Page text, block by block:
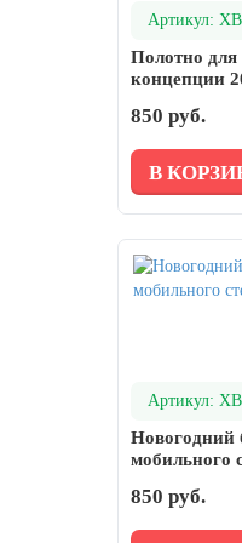
27 марта, День
1 апреля, День
Апрель,
День геолога
апреля)
12 апреля, День
Москвы
Артикул:
Полотно для
концепции
850 руб.
В
Артикул:
Новогодний
мобильного
850 руб.